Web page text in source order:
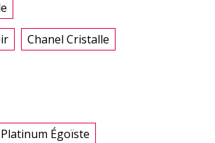
Chanel Cristalle
Égoïste